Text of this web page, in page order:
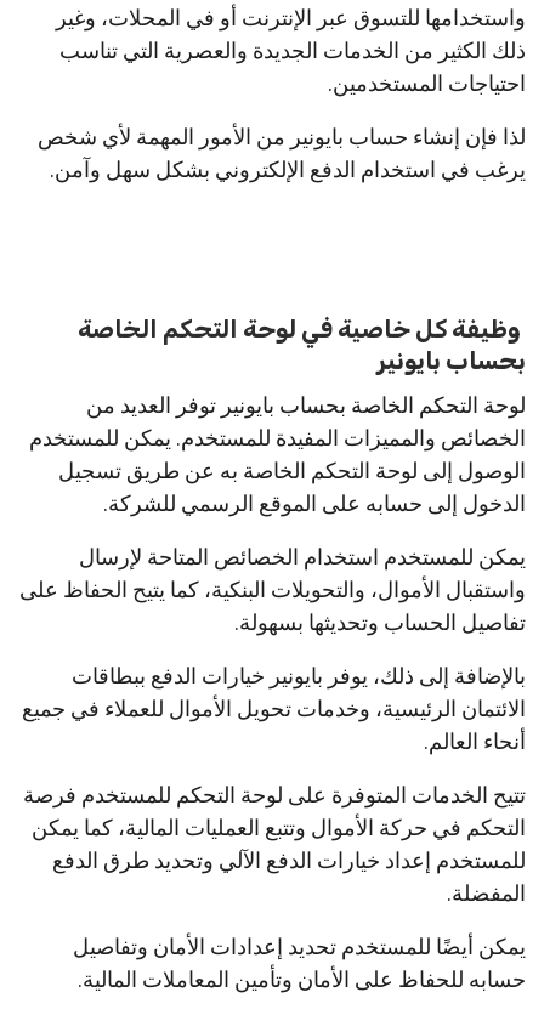
واستخدامها للتسوق عبر الإنترنت أو في المحلات، وغير
ذلك الكثير من الخدمات الجديدة والعصرية التي تناسب
احتياجات المستخدمين.
لذا فإن إنشاء حساب بايونير من الأمور المهمة لأي شخص
يرغب في استخدام الدفع الإلكتروني بشكل سهل وآمن.
وظيفة كل خاصية في لوحة التحكم الخاصة
بحساب بايونير
لوحة التحكم الخاصة بحساب بايونير توفر العديد من
الخصائص والمميزات المفيدة للمستخدم. يمكن للمستخدم
الوصول إلى لوحة التحكم الخاصة به عن طريق تسجيل
الدخول إلى حسابه على الموقع الرسمي للشركة.
يمكن للمستخدم استخدام الخصائص المتاحة لإرسال
واستقبال الأموال، والتحويلات البنكية، كما يتيح الحفاظ على
تفاصيل الحساب وتحديثها بسهولة.
بالإضافة إلى ذلك، يوفر بايونير خيارات الدفع ببطاقات
الائتمان الرئيسية، وخدمات تحويل الأموال للعملاء في جميع
أنحاء العالم.
تتيح الخدمات المتوفرة على لوحة التحكم للمستخدم فرصة
التحكم في حركة الأموال وتتبع العمليات المالية، كما يمكن
للمستخدم إعداد خيارات الدفع الآلي وتحديد طرق الدفع
المفضلة.
يمكن أيضًا للمستخدم تحديد إعدادات الأمان وتفاصيل
حسابه للحفاظ على الأمان وتأمين المعاملات المالية.